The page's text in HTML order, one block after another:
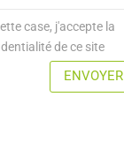
case, j'accepte la
de ce site
ENVOYER